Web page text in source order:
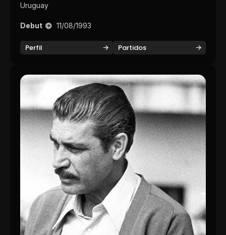
Uruguay
Debut 11/08/1993
Perfil Partidos